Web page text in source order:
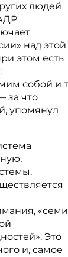
людей
над этой
этом есть
собой и
за что
упомянул
«семи
Это
и, самое